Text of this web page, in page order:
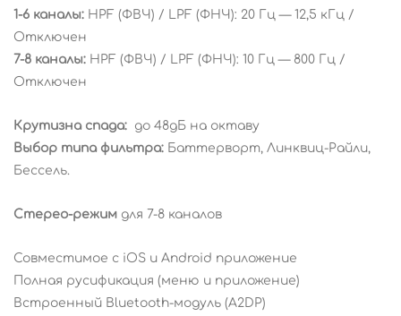
1-6 каналы: HPF (ФВЧ) / LPF (ФНЧ): 20 Гц — 12,5 кГц /
Отключен
7-8 каналы: HPF (ФВЧ) / LPF (ФНЧ): 10 Гц — 800 Гц /
Отключен
Крутизна спада: до 48дБ на октаву
Выбор типа фильтра: Баттерворт, Линквиц-Райли,
Бессель.
Стерео-режим для 7-8 каналов
Совместимое с iOS и Android приложение
Полная русификация (меню и приложение)
Встроенный Bluetooth-модуль (A2DP)